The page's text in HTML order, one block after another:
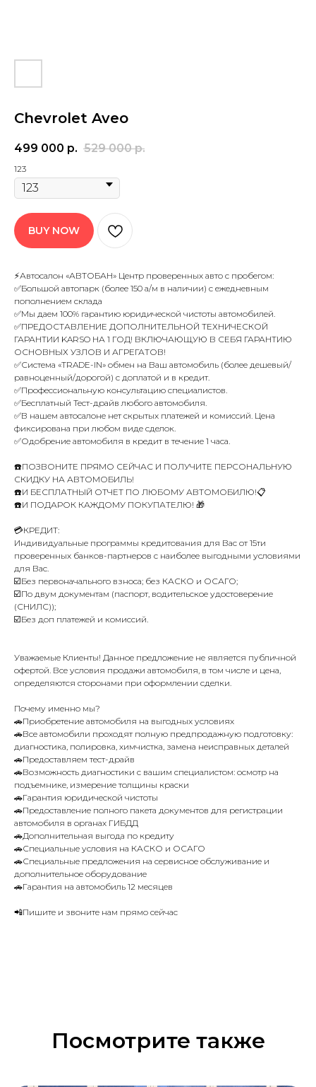
Chevrolet Aveo
499 000 р. 529 000 р.
123
BUY NOW
⚡Автосалон «АВТОБАН» Центр проверенных авто с пробегом:
✅Большой автопарк (более 150 а/м в наличии) с ежедневным
пополнением склада
✅Мы даем 100% гарантию юридической чистоты автомобилей.
✅ПРЕДОСТАВЛЕНИЕ ДОПОЛНИТЕЛЬНОЙ ТЕХНИЧЕСКОЙ
ГАРАНТИИ KARSO НА 1 ГОД! ВКЛЮЧАЮЩУЮ В СЕБЯ ГАРАНТИЮ
ОСНОВНЫХ УЗЛОВ И АГРЕГАТОВ!
✅Система «TRADE-IN» обмен на Ваш автомобиль (более дешевый/
равноценный/дорогой) с доплатой и в кредит.
✅Профессиональную консультацию специалистов.
✅Бесплатный Тест-драйв любого автомобиля.
✅В нашем автосалоне нет скрытых платежей и комиссий. Цена
фиксирована при любом виде сделок.
✅Одобрение автомобиля в кредит в течение 1 часа.
☎️ПОЗВОНИТЕ ПРЯМО СЕЙЧАС И ПОЛУЧИТЕ ПЕРСОНАЛЬНУЮ
СКИДКУ НА АВТОМОБИЛЬ!
☎️И БЕСПЛАТНЫЙ ОТЧЕТ ПО ЛЮБОМУ АВТОМОБИЛЮ!📋
☎️И ПОДАРОК КАЖДОМУ ПОКУПАТЕЛЮ! 🎁
💳КРЕДИТ:
Индивидуальные программы кредитования для Вас от 15ти
проверенных банков-партнеров с наиболее выгодными условиями
для Вас.
☑️Без первоначального взноса; без КАСКО и ОСАГО;
☑️По двум документам (паспорт, водительское удостоверение
(СНИЛС));
☑️Без доп платежей и комиссий.
Уважаемые Клиенты! Данное предложение не является публичной
офертой. Все условия продажи автомобиля, в том числе и цена,
определяются сторонами при оформлении сделки.
Почему именно мы?
🚗Приобретение автомобиля на выгодных условиях
🚗Все автомобили проходят полную предпродажную подготовку:
диагностика, полировка, химчистка, замена неисправных деталей
🚗Предоставляем тест-драйв
🚗Возможность диагностики с вашим специалистом: осмотр на
подъемнике, измерение толщины краски
🚗Гарантия юридической чистоты
🚗Предоставление полного пакета документов для регистрации
автомобиля в органах ГИБДД
🚗Дополнительная выгода по кредиту
🚗Специальные условия на КАСКО и ОСАГО
🚗Специальные предложения на сервисное обслуживание и
дополнительное оборудование
🚗Гарантия на автомобиль 12 месяцев
📲Пишите и звоните нам прямо сейчас
Посмотрите также